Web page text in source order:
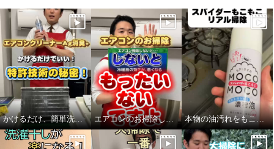
かけるだけ、簡単洗浄の秘密！ エアコンのお掃除しないなんて、もったいない！ 本物の油汚れをもこもこ泡でお掃除！